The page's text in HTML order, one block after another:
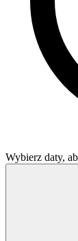
Wybierz daty,